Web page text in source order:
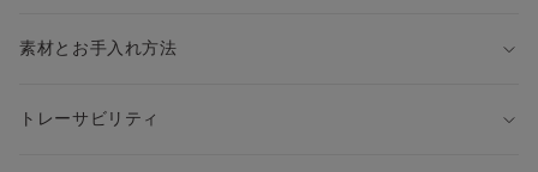
素材とお手入れ方法
トレーサビリティ